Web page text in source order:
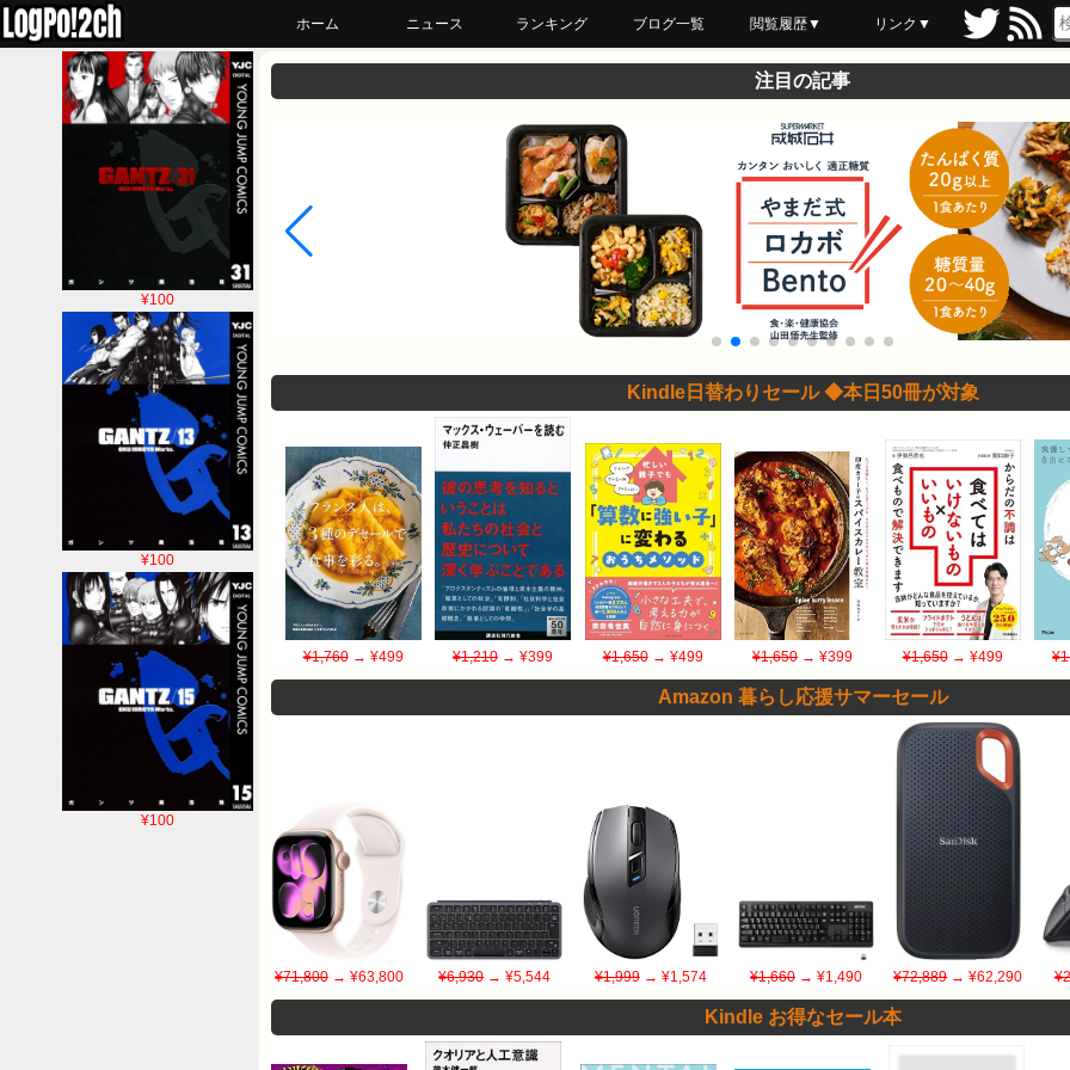
ホーム ニュース ランキング ブログ一覧 閲覧履歴▼
最近読んだ
あとで読む
ブックマーク
リンク▼
¥100
¥100
¥100
注目の記事
Kindle日替わりセール ◆本日50冊が対象
¥1,760→ ¥499 ¥1,210 → ¥399 ¥1,650→ ¥499 ¥1,650 → ¥399 ¥1,650→ ¥499
Amazon 暮らし応援サマーセール
¥71,800 → ¥63,800 ¥6,930→ ¥5,544 ¥1,999→ ¥1,574 ¥1,660→ ¥1,490 ¥72,889→ ¥62,290
Kindle お得なセール本